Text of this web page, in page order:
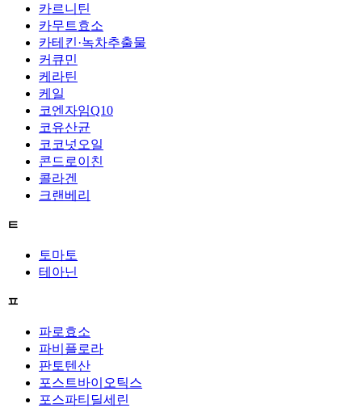
카르니틴
카무트효소
카테킨·녹차추출물
커큐민
케라틴
케일
코엔자임Q10
코유산균
코코넛오일
콘드로이친
콜라겐
크랜베리
ㅌ
토마토
테아닌
ㅍ
파로효소
파비플로라
판토텐산
포스트바이오틱스
포스파티딜세린